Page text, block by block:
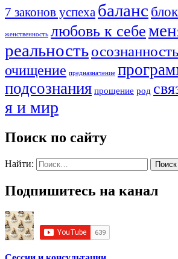
7 законов успеха баланс
женственность любовь к себе
реальностьосознанность
очищение предназначение
подсознания прощение род
я и мир
Поиск по сайту
Найти:
Подпишитесь на канал